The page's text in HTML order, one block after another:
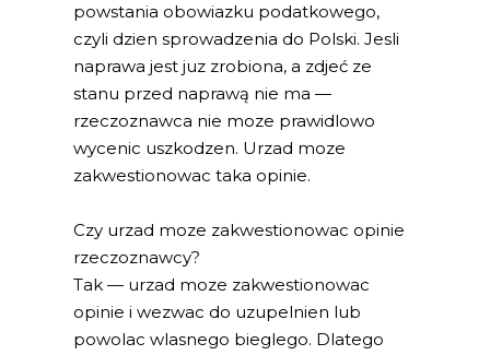
powstania obowiazku podatkowego,
czyli dzien sprowadzenia do Polski. Jesli
naprawa jest juz zrobiona, a zdjeć ze
stanu przed naprawą nie ma —
rzeczoznawca nie moze prawidlowo
wycenic uszkodzen. Urzad moze
zakwestionowac taka opinie.
Czy urzad moze zakwestionowac opinie
rzeczoznawcy?
Tak — urzad moze zakwestionowac
opinie i wezwac do uzupelnien lub
powolac wlasnego bieglego. Dlatego